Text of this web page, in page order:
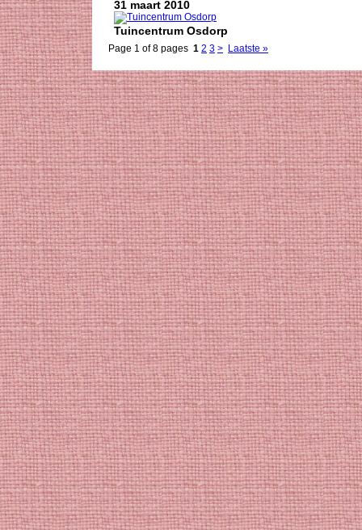
31 maart 2010
Tuincentrum Osdorp
Page 1 of 8 pages 1 2 3 > Laatste »